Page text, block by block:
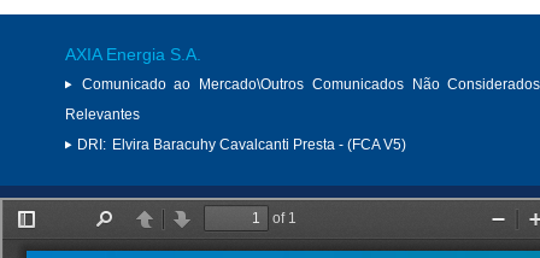
AXIA Energia S.A.
Comunicado ao Mercado\Outros Comunicados Não
Relevantes
DRI: Elvira Baracuhy Cavalcanti Presta - (FCA V5)